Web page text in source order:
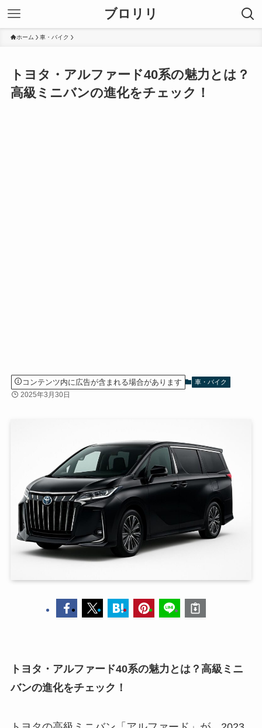
ブロリリ
ホーム 車・バイク
トヨタ・アルファード40系の魅力とは？
高級ミニバンの進化をチェック！
コンテンツ内に広告が含まれる場合があります 車・バイク
2025年3月30日
トヨタ・アルファード40系の魅力とは？高級ミニ
バンの進化をチェック！